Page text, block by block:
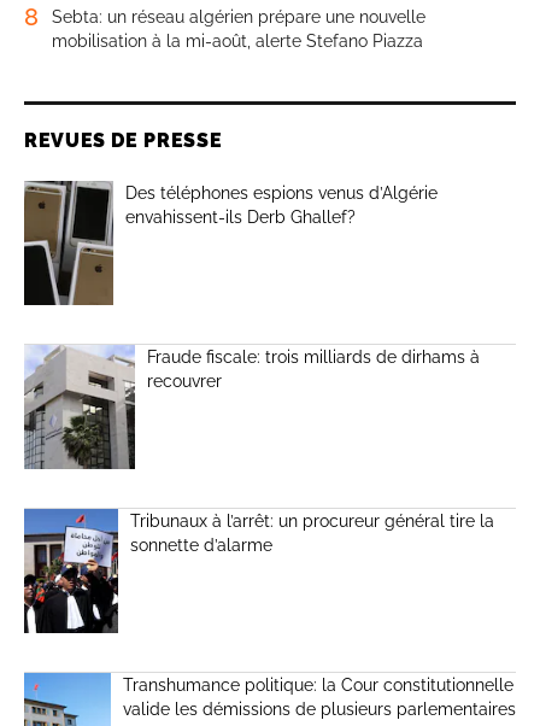
8
Sebta: un réseau algérien prépare une nouvelle
mobilisation à la mi-août, alerte Stefano Piazza
REVUES DE PRESSE
Des téléphones espions venus d’Algérie
envahissent-ils Derb Ghallef?
Fraude fiscale: trois milliards de dirhams à
recouvrer
Tribunaux à l’arrêt: un procureur général tire la
sonnette d’alarme
Transhumance politique: la Cour constitutionnelle
valide les démissions de plusieurs parlementaires